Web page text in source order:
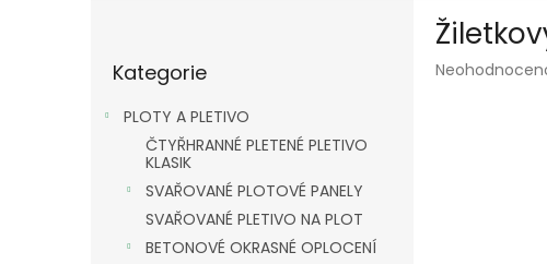
kategorie
Kategorie
PLOTY A PLETIVO
ČTYŘHRANNÉ PLETENÉ PLETIVO
KLASIK
SVAŘOVANÉ PLOTOVÉ PANELY
SVAŘOVANÉ PLETIVO NA PLOT
BETONOVÉ OKRASNÉ OPLOCENÍ
Průměrné